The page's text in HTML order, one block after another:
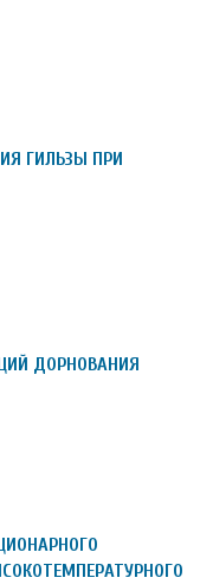
ГИЛЬЗЫ ПРИ
ДОРНОВАНИЯ